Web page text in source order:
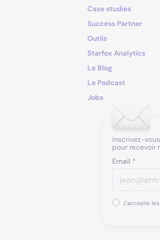
Case studies
Success Partner
Outils
Starfox Analytics
Le Blog
Le Podcast
Jobs
Inscrivez-
pour recevoir
Email *
J'accepte